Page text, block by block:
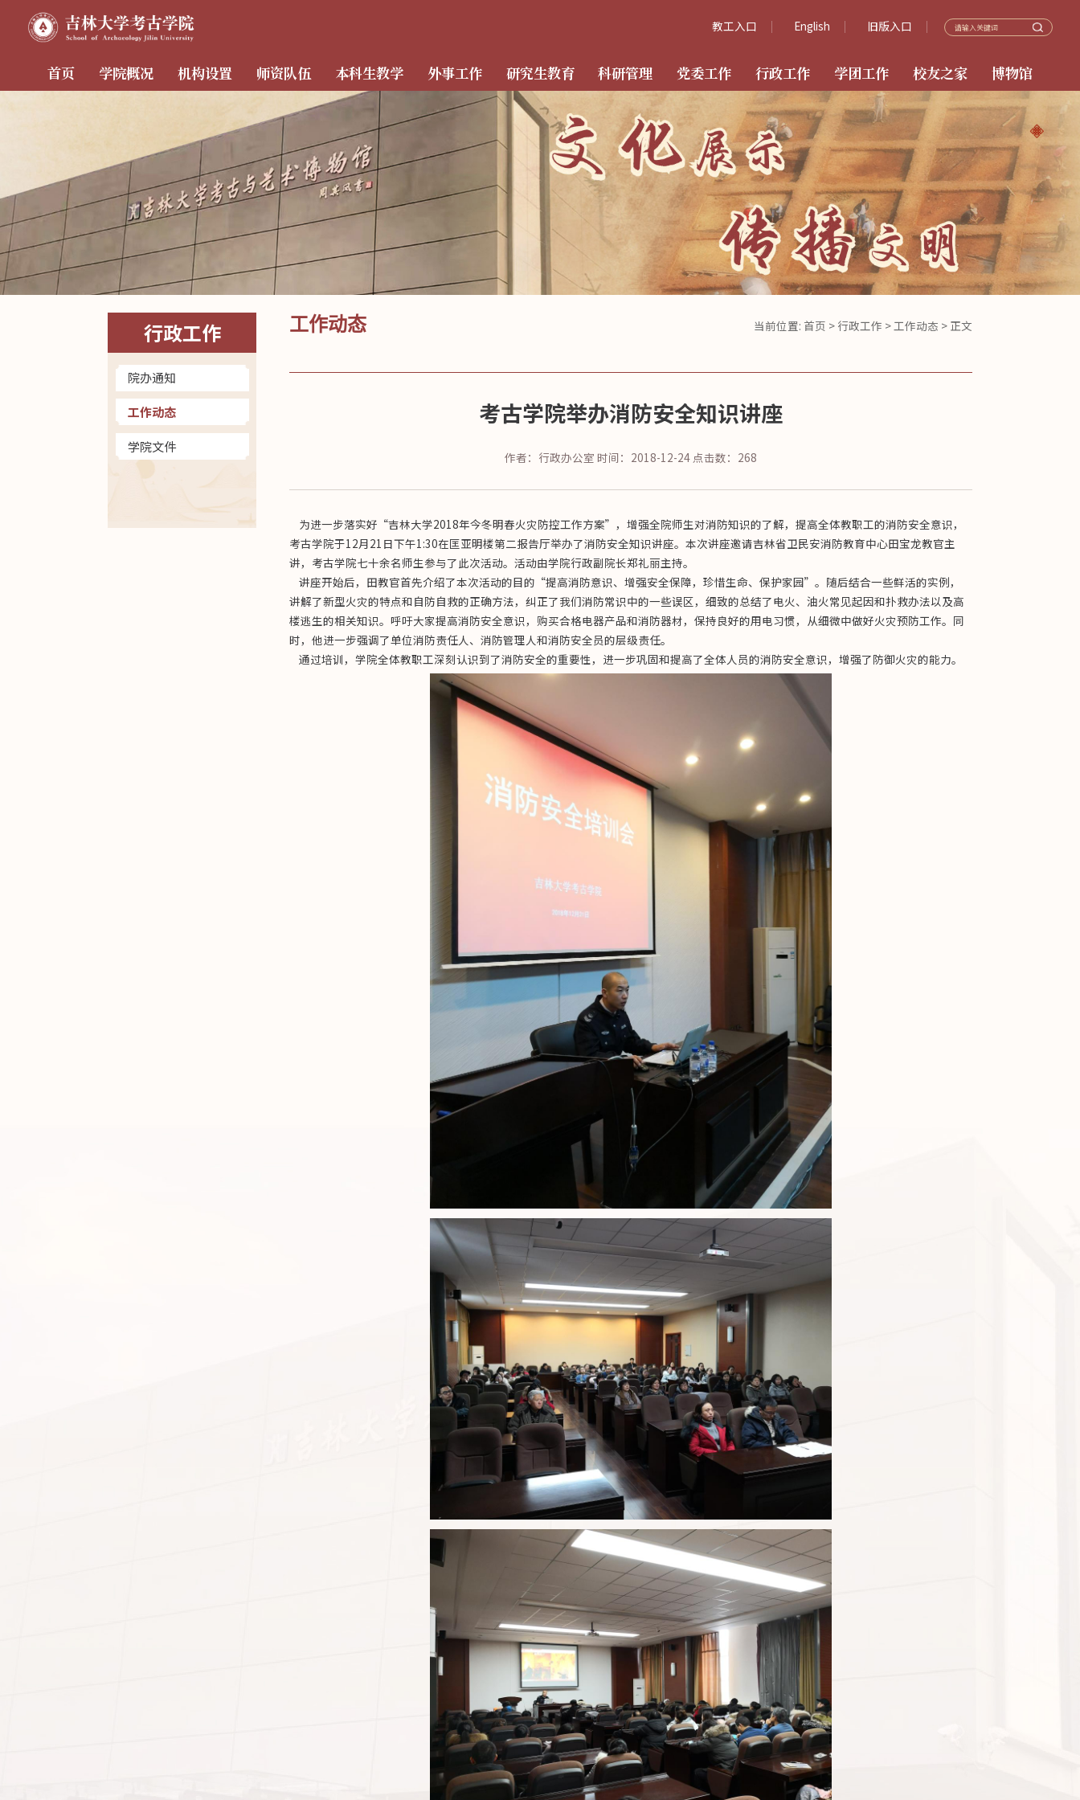
教工入口 English 旧版入口
首页 学院概况 机构设置 师资队伍 本科生教学 外事工作 研究生教育 科研管理 党委工作 行政工作 学团工作 校友之家 博物馆
行政工作
院办通知
工作动态
学院文件
工作动态 当前位置: 首页 > 行政工作 >工作动态 > 正文
考古学院举办消防安全知识讲座
作者：行政办公室 时间：2018-12-24 点击数： 268
为进一步落实好“吉林大学2018年今冬明春火灾防控工作方案”，增强全院师生对消防知识的了解，提高全体教职工的消防安全意识，
考古学院于12月21日下午1:30在匡亚明楼第二报告厅举办了消防安全知识讲座。本次讲座邀请吉林省卫民安消防教育中心田宝龙教官主
讲，考古学院七十余名师生参与了此次活动。活动由学院行政副院长郑礼丽主持。
讲座开始后，田教官首先介绍了本次活动的目的“提高消防意识、增强安全保障，珍惜生命、保护家园”。随后结合一些鲜活的实例，
讲解了新型火灾的特点和自防自救的正确方法，纠正了我们消防常识中的一些误区，细致的总结了电火、油火常见起因和扑救办法以及高
楼逃生的相关知识。呼吁大家提高消防安全意识，购买合格电器产品和消防器材，保持良好的用电习惯，从细微中做好火灾预防工作。同
时，他进一步强调了单位消防责任人、消防管理人和消防安全员的层级责任。
通过培训，学院全体教职工深刻认识到了消防安全的重要性，进一步巩固和提高了全体人员的消防安全意识，增强了防御火灾的能力。